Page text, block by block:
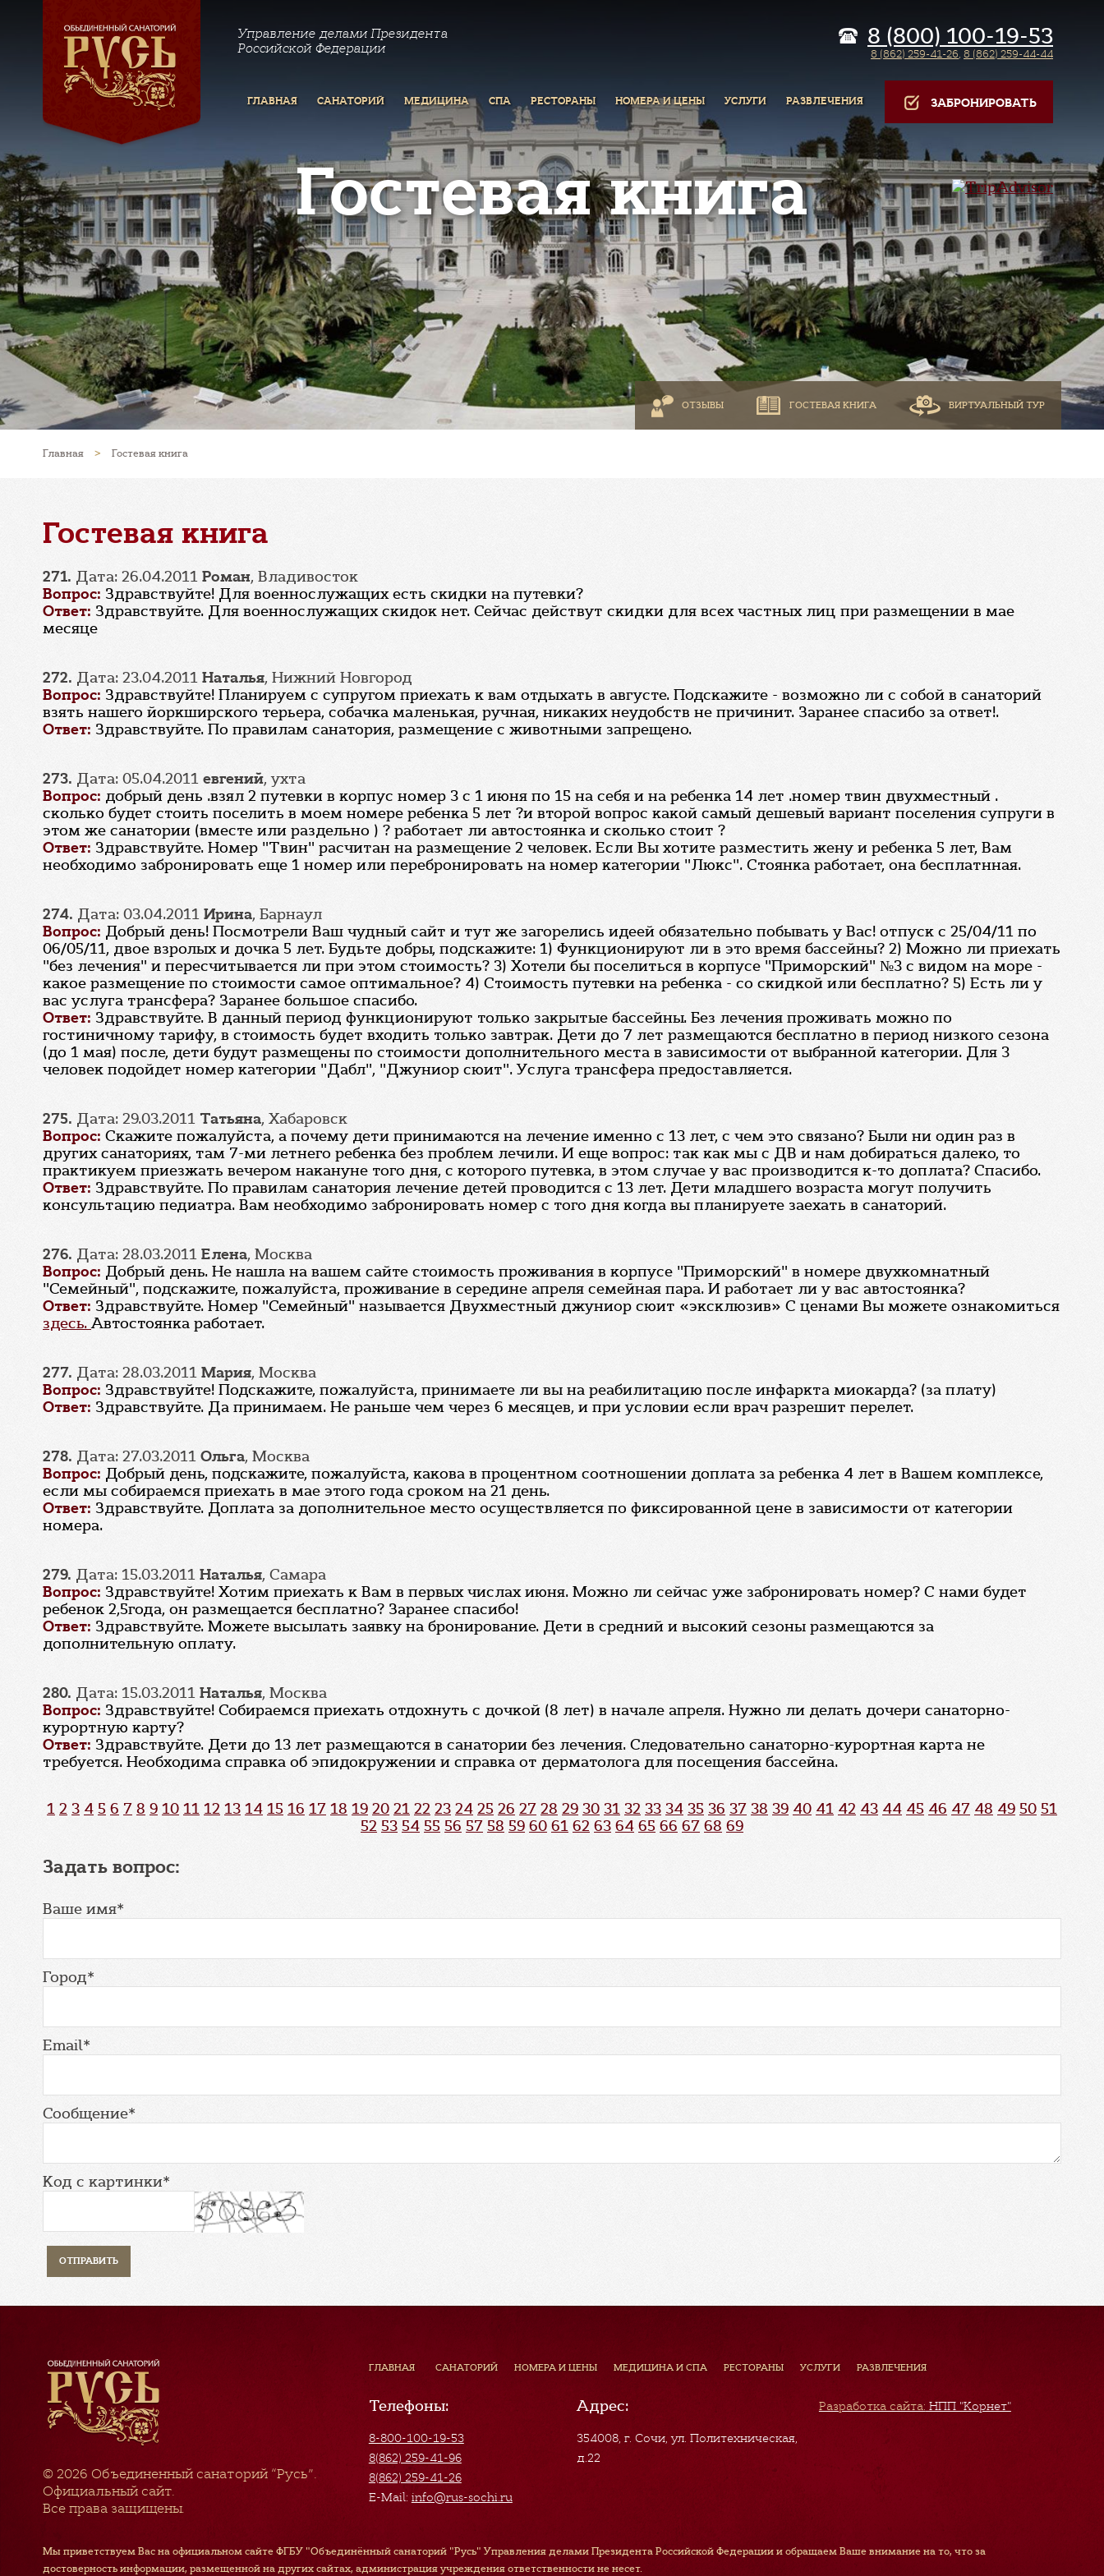
Управление делами Президента
Российской Федерации
8 (800) 100-19-53
8 (862) 259-41-26, 8 (862) 259-44-44
ГЛАВНАЯ САНАТОРИЙ МЕДИЦИНА СПА РЕСТОРАНЫ НОМЕРА И ЦЕНЫ УСЛУГИ РАЗВЛЕЧЕНИЯ ЗАБРОНИРОВАТЬ
Гостевая книга
ОТЗЫВЫ ГОСТЕВАЯ КНИГА ВИРТУАЛЬНЫЙ ТУР
Главная > Гостевая книга
Гостевая книга
271. Дата: 26.04.2011 Роман, Владивосток
Вопрос: Здравствуйте! Для военнослужащих есть скидки на путевки?
Ответ: Здравствуйте. Для военнослужащих скидок нет. Сейчас действут скидки для всех частных лиц при размещении в мае
месяце
272. Дата: 23.04.2011 Наталья, Нижний Новгород
Вопрос: Здравствуйте! Планируем с супругом приехать к вам отдыхать в августе. Подскажите - возможно ли с собой в санаторий
взять нашего йоркширского терьера, собачка маленькая, ручная, никаких неудобств не причинит. Заранее спасибо за ответ!.
Ответ: Здравствуйте. По правилам санатория, размещение с животными запрещено.
273. Дата: 05.04.2011 евгений, ухта
Вопрос: добрый день .взял 2 путевки в корпус номер 3 с 1 июня по 15 на себя и на ребенка 14 лет .номер твин двухместный .
сколько будет стоить поселить в моем номере ребенка 5 лет ?и второй вопрос какой самый дешевый вариант поселения супруги в
этом же санатории (вместе или раздельно ) ? работает ли автостоянка и сколько стоит ?
Ответ: Здравствуйте. Номер "Твин" расчитан на размещение 2 человек. Если Вы хотите разместить жену и ребенка 5 лет, Вам
необходимо забронировать еще 1 номер или перебронировать на номер категории "Люкс". Стоянка работает, она бесплатнная.
274. Дата: 03.04.2011 Ирина, Барнаул
Вопрос: Добрый день! Посмотрели Ваш чудный сайт и тут же загорелись идеей обязательно побывать у Вас! отпуск с 25/04/11 по
06/05/11, двое взролых и дочка 5 лет. Будьте добры, подскажите: 1) Функционируют ли в это время бассейны? 2) Можно ли приехать
"без лечения" и пересчитывается ли при этом стоимость? 3) Хотели бы поселиться в корпусе "Приморский" №3 с видом на море -
какое размещение по стоимости самое оптимальное? 4) Стоимость путевки на ребенка - со скидкой или бесплатно? 5) Есть ли у
вас услуга трансфера? Заранее большое спасибо.
Ответ: Здравствуйте. В данный период функционируют только закрытые бассейны. Без лечения проживать можно по
гостиничному тарифу, в стоимость будет входить только завтрак. Дети до 7 лет размещаются бесплатно в период низкого сезона
(до 1 мая) после, дети будут размещены по стоимости дополнительного места в зависимости от выбранной категории. Для 3
человек подойдет номер категории "Дабл", "Джуниор сюит". Услуга трансфера предоставляется.
275. Дата: 29.03.2011 Татьяна, Хабаровск
Вопрос: Скажите пожалуйста, а почему дети принимаются на лечение именно с 13 лет, с чем это связано? Были ни один раз в
других санаториях, там 7-ми летнего ребенка без проблем лечили. И еще вопрос: так как мы с ДВ и нам добираться далеко, то
практикуем приезжать вечером накануне того дня, с которого путевка, в этом случае у вас производится к-то доплата? Спасибо.
Ответ: Здравствуйте. По правилам санатория лечение детей проводится с 13 лет. Дети младшего возраста могут получить
консультацию педиатра. Вам необходимо забронировать номер с того дня когда вы планируете заехать в санаторий.
276. Дата: 28.03.2011 Елена, Москва
Вопрос: Добрый день. Не нашла на вашем сайте стоимость проживания в корпусе "Приморский" в номере двухкомнатный
"Семейный", подскажите, пожалуйста, проживание в середине апреля семейная пара. И работает ли у вас автостоянка?
Ответ: Здравствуйте. Номер "Семейный" называется Двухместный джуниор сюит «эксклюзив» С ценами Вы можете ознакомиться
здесь.Автостоянка работает.
277. Дата: 28.03.2011 Мария, Москва
Вопрос: Здравствуйте! Подскажите, пожалуйста, принимаете ли вы на реабилитацию после инфаркта миокарда? (за плату)
Ответ: Здравствуйте. Да принимаем. Не раньше чем через 6 месяцев, и при условии если врач разрешит перелет.
278. Дата: 27.03.2011 Ольга, Москва
Вопрос: Добрый день, подскажите, пожалуйста, какова в процентном соотношении доплата за ребенка 4 лет в Вашем комплексе,
если мы собираемся приехать в мае этого года сроком на 21 день.
Ответ: Здравствуйте. Доплата за дополнительное место осуществляется по фиксированной цене в зависимости от категории
номера.
279. Дата: 15.03.2011 Наталья, Самара
Вопрос: Здравствуйте! Хотим приехать к Вам в первых числах июня. Можно ли сейчас уже забронировать номер? С нами будет
ребенок 2,5года, он размещается бесплатно? Заранее спасибо!
Ответ: Здравствуйте. Можете высылать заявку на бронирование. Дети в средний и высокий сезоны размещаются за
дополнительную оплату.
280. Дата: 15.03.2011 Наталья, Москва
Вопрос: Здравствуйте! Собираемся приехать отдохнуть с дочкой (8 лет) в начале апреля. Нужно ли делать дочери санаторно-
курортную карту?
Ответ: Здравствуйте. Дети до 13 лет размещаются в санатории без лечения. Следовательно санаторно-курортная карта не
требуется. Необходима справка об эпидокружении и справка от дерматолога для посещения бассейна.
1 2 3 4 5 6 7 8 9 10 11 12 13 14 15 16 17 18 19 20 21 22 23 24 25 26 27 28 29 30 31 32 33 34 35 36 37 38 39 40 41 42 43 44 45 46 47 48 49 50 51
52 53 54 55 56 57 58 59 60 61 62 63 64 65 66 67 68 69
Задать вопрос:
Ваше имя*
Город*
Email*
Сообщение*
Код с картинки*
© 2026 Объединенный санаторий “Русь”.
Официальный сайт.
Все права защищены.
ГЛАВНАЯ САНАТОРИЙ НОМЕРА И ЦЕНЫ МЕДИЦИНА И СПА РЕСТОРАНЫ УСЛУГИ РАЗВЛЕЧЕНИЯ
Телефоны:
8-800-100-19-53
8(862) 259-41-96
8(862) 259-41-26
E-Mail: info@rus-sochi.ru
Адрес:
354008, г. Сочи,ул. Политехническая,
д.22
Разработка сайта: НПП "Корнет"
Мы приветствуем Вас на официальном сайте ФГБУ "Объединённый санаторий "Русь" Управления делами Президента Российской Федерации и обращаем Ваше внимание на то, что за
достоверность информации, размещенной на других сайтах, администрация учреждения ответственности не несет.